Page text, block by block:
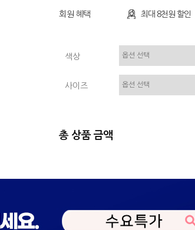
회원 혜택 최대 8천원 할인
색상
사이즈
총 상품 금액